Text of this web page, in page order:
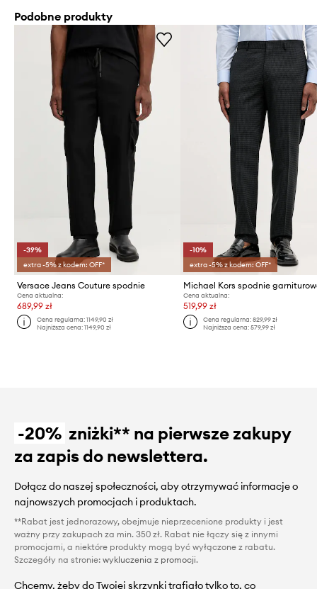
Podobne produkty
-39%
extra -5% z kodem: OFF*
Versace Jeans Couture spodnie
Cena aktualna:
689,99 zł
Cena regularna:1149,90 zł
Najniższa cena:1149,90 zł
-10%
extra -5% z kodem: OFF*
Cena aktualna:
519,99 zł
Cena regularna: 829,99 zł
Najniższa cena: 579,99 zł
-20% zniżki** na pierwsze zakupy
za zapis do newslettera.
Dołącz do naszej społeczności, aby otrzymywać informacje o
najnowszych promocjach i produktach.
**Rabat jest jednorazowy, obejmuje nieprzecenione produkty i jest
ważny przy zakupach za min. 350 zł. Rabat nie łączy się z innymi
promocjami, a niektóre produkty mogą być wyłączone z rabatu.
Szczegóły na stronie: wykluczenia z promocji.
Chcemy, żeby do Twojej skrzynki trafiało tylko to, co